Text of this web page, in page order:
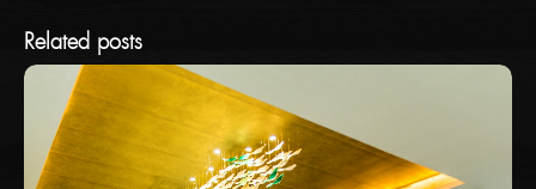
Related posts